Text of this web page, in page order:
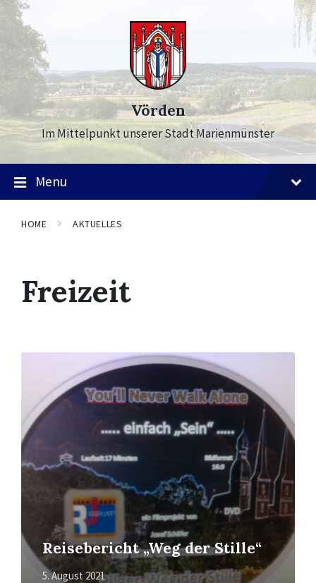
Skip
to
content
Skip
to
main
navigation
Skip
to
footer
Vörden
Im Mittelpunkt unserer Stadt Marienmünster
Menu
HOME AKTUELLES
Freizeit
Reisebericht „Weg der Stille“
5. August 2021
Mehr